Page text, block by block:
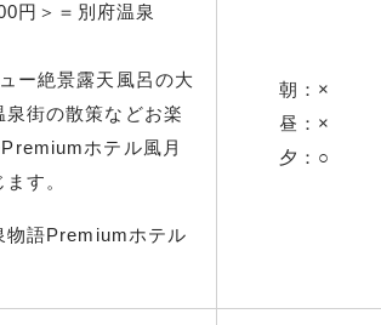
円＞＝別府温泉
ー絶景露天風呂の大
街の散策などお楽
ホテル風月
す。
物語Premiumホテル
朝：×
昼：×
夕：○